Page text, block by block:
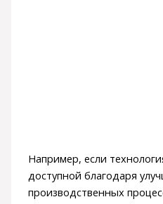
Например, если
доступной благодаря
производственных